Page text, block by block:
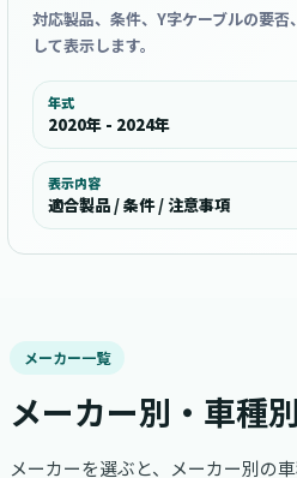
対応製品、条件、Y字ケーブルの要
して表示します。
年式
2020年 - 2024年
表示内容
適合製品 / 条件 / 注意事項
メーカー一覧
メーカー別・車種
メーカーを選ぶと、メーカー別の